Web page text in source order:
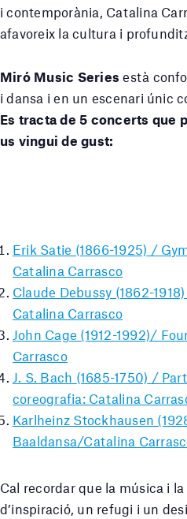
i contemporània, Catalina
afavoreix la cultura i
Miró Music Series està
i dansa i en un escenari únic
Es tracta de 5 concerts que
us vingui de gust:
Erik Satie (1866-1925) /
Catalina Carrasco
Claude Debussy (1862-
Catalina Carrasco
John Cage (1912-1992)/
Carrasco
J. S. Bach (1685-1750) /
coreografia: Catalina
Karlheinz Stockhausen
Baaldansa/Catalina
Cal recordar que la música i
d’inspiració, un refugi i un